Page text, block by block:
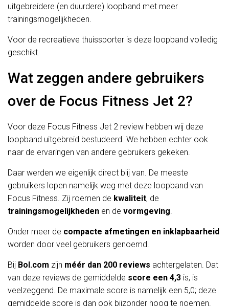
uitgebreidere (en duurdere) loopband met meer
trainingsmogelijkheden.
Voor de recreatieve thuissporter is deze loopband volledig
geschikt.
Wat zeggen andere gebruikers
over de Focus Fitness Jet 2?
Voor deze Focus Fitness Jet 2 review hebben wij deze
loopband uitgebreid bestudeerd. We hebben echter ook
naar de ervaringen van andere gebruikers gekeken.
Daar werden we eigenlijk direct blij van. De meeste
gebruikers lopen namelijk weg met deze loopband van
Focus Fitness. Zij roemen de kwaliteit, de
trainingsmogelijkheden en de vormgeving.
Onder meer de compacte afmetingen en inklapbaarheid
worden door veel gebruikers genoemd.
Bij Bol.com zijn méér dan 200 reviews achtergelaten. Dat
van deze reviews de gemiddelde score een 4,3 is, is
veelzeggend. De maximale score is namelijk een 5,0; deze
gemiddelde score is dan ook bijzonder hoog te noemen.